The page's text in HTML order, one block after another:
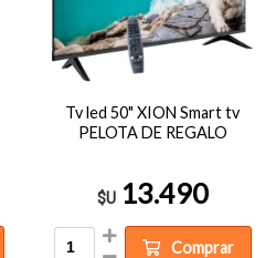
Tv led 50" XION Smart tv
PELOTA DE REGALO
$U 13.490
Comprar